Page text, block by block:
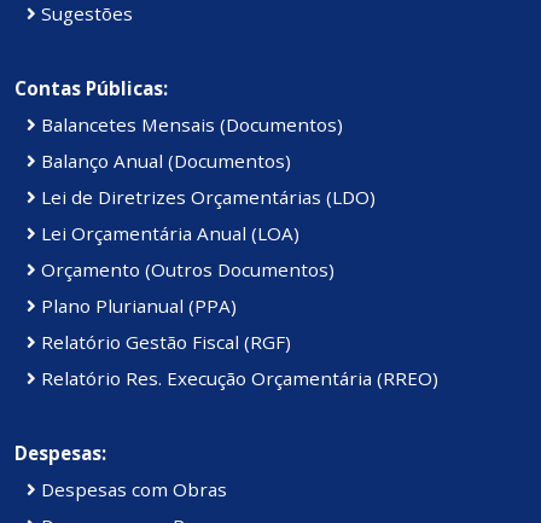
Sugestões
Contas Públicas:
Balancetes Mensais (Documentos)
Balanço Anual (Documentos)
Lei de Diretrizes Orçamentárias (LDO)
Lei Orçamentária Anual (LOA)
Orçamento (Outros Documentos)
Plano Plurianual (PPA)
Relatório Gestão Fiscal (RGF)
Relatório Res. Execução Orçamentária (RREO)
Despesas:
Despesas com Obras